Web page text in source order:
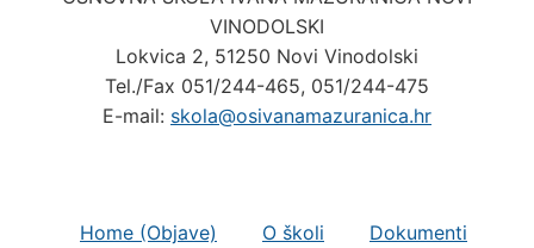
VINODOLSKI
Lokvica 2, 51250 Novi Vinodolski
Tel./Fax 051/244-465, 051/244-475
E-mail: skola@osivanamazuranica.hr
Home (Objave) O školi Dokumenti